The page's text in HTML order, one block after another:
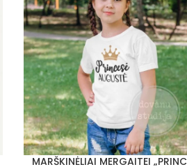
PASIRINKTI SAVYBES
MARŠKINĖLIAI MERGAITEI